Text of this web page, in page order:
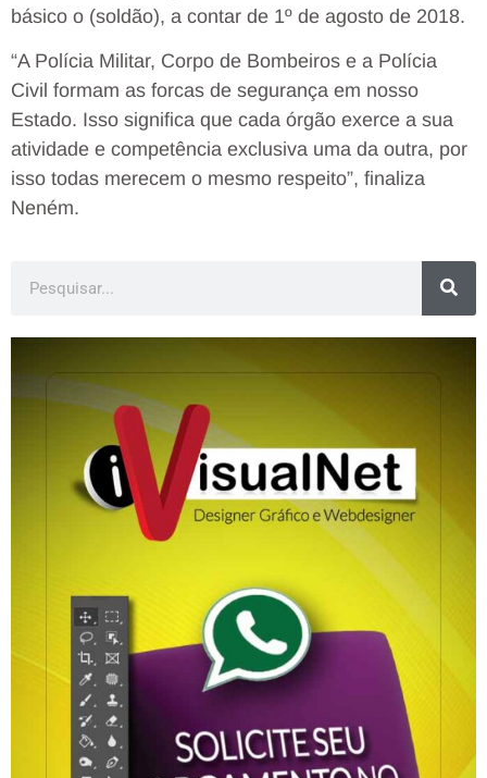
básico o (soldão), a contar de 1º de agosto de 2018.
“A Polícia Militar, Corpo de Bombeiros e a Polícia
Civil formam as forcas de segurança em nosso
Estado. Isso significa que cada órgão exerce a sua
atividade e competência exclusiva uma da outra, por
isso todas merecem o mesmo respeito”, finaliza
Neném.